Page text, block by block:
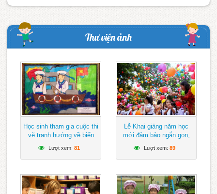
Thư viện ảnh
Học sinh tham gia cuộc thi
vẽ tranh hướng về biển
Lượt xem: 81
Lễ Khai giảng năm học
mới đảm bảo ngắn gọn,
Lượt xem: 89